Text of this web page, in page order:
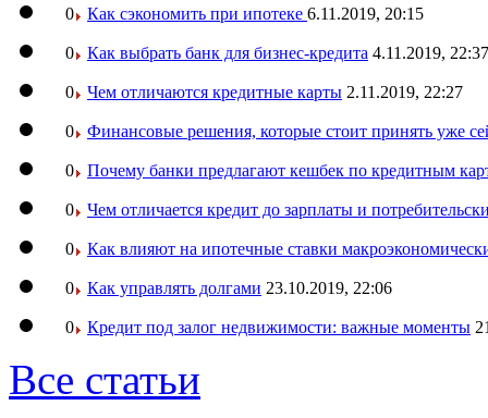
0 Как сэкономить при ипотеке 6.11.2019, 20:15
0 Как выбрать банк для бизнес-кредита 4.11.2019, 22:37
0 Чем отличаются кредитные карты 2.11.2019, 22:27
0 Финансовые решения, которые стоит принять уже
0 Почему банки предлагают кешбек по кредитным
0 Чем отличается кредит до зарплаты и
0 Как влияют на ипотечные ставки
0 Как управлять долгами 23.10.2019, 22:06
0 Кредит под залог недвижимости: важные моменты
Все статьи